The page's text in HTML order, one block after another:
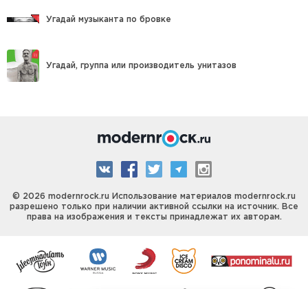
Угадай музыканта по бровке
Угадай, группа или производитель унитазов
© 2026 modernrock.ru Использование материалов modernrock.ru
разрешено только при наличии активной ссылки на источник. Все
права на изображения и тексты принадлежат их авторам.